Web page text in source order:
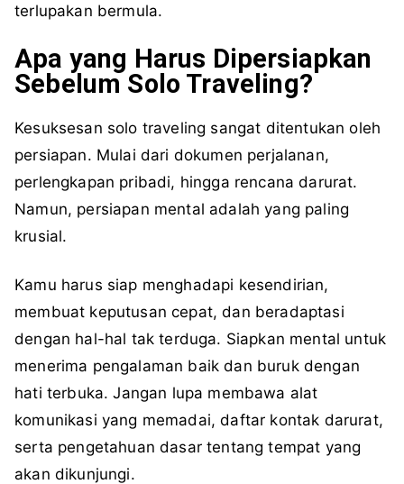
terlupakan bermula.
Apa yang Harus Dipersiapkan
Sebelum Solo Traveling?
Kesuksesan solo traveling sangat ditentukan oleh
persiapan. Mulai dari dokumen perjalanan,
perlengkapan pribadi, hingga rencana darurat.
Namun, persiapan mental adalah yang paling
krusial.
Kamu harus siap menghadapi kesendirian,
membuat keputusan cepat, dan beradaptasi
dengan hal-hal tak terduga. Siapkan mental untuk
menerima pengalaman baik dan buruk dengan
hati terbuka. Jangan lupa membawa alat
komunikasi yang memadai, daftar kontak darurat,
serta pengetahuan dasar tentang tempat yang
akan dikunjungi.